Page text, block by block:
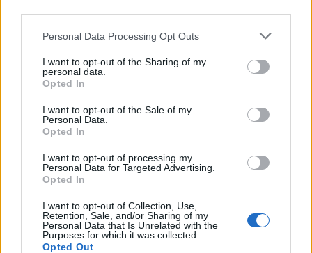
Please note that this website/app uses one or more Google
not limited to your visit or usage behaviour. You may click to
grant or deny consent to Google and its third-party tags to
use your data for below specified purposes in below Google
consent section.
Personal Data Processing Opt Outs
I want to opt-out of the Sharing of my
personal data.
Opted In
I want to opt-out of the Sale of my
Personal Data.
Opted In
I want to opt-out of processing my
Personal Data for Targeted Advertising.
Opted In
I want to opt-out of Collection, Use,
Retention, Sale, and/or Sharing of my
Personal Data that Is Unrelated with the
Purposes for which it was collected.
Opted Out
verdenscupseire i sesongen 2024-25. Foto: Marius Simensen
/ BILDBYRÅN
Pusher grenser
Amundsen er ekstremt nøye. Han trener målrettet og systematisk,